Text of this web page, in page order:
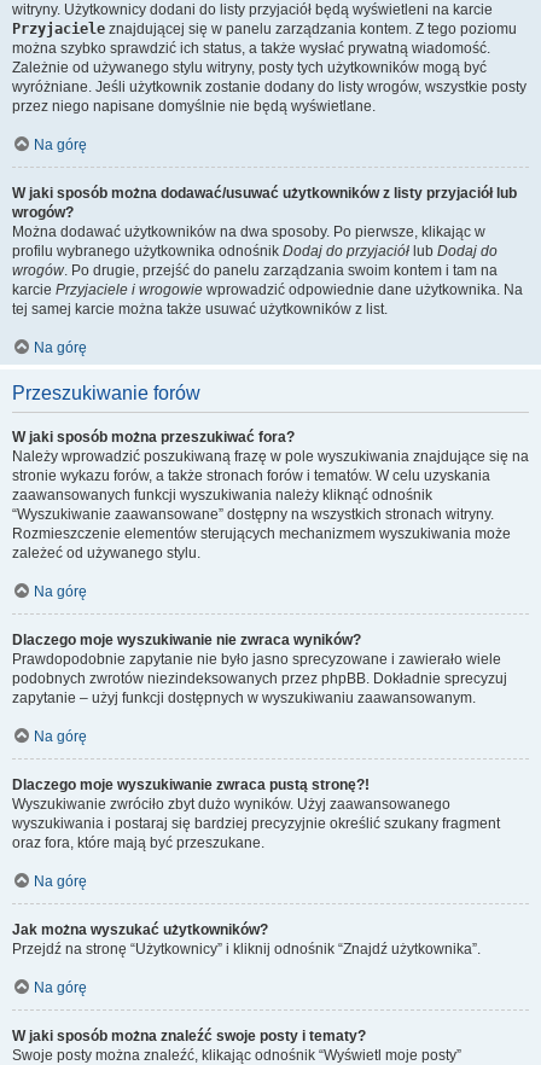
witryny. Użytkownicy dodani do listy przyjaciół będą wyświetleni na karcie
Przyjaciele znajdującej się w panelu zarządzania kontem. Z tego poziomu
można szybko sprawdzić ich status, a także wysłać prywatną wiadomość.
Zależnie od używanego stylu witryny, posty tych użytkowników mogą być
wyróżniane. Jeśli użytkownik zostanie dodany do listy wrogów, wszystkie posty
przez niego napisane domyślnie nie będą wyświetlane.
Na górę
W jaki sposób można dodawać/usuwać użytkowników z listy przyjaciół lub
wrogów?
Można dodawać użytkowników na dwa sposoby. Po pierwsze, klikając w
profilu wybranego użytkownika odnośnik Dodaj do przyjaciół lub Dodaj do
wrogów. Po drugie, przejść do panelu zarządzania swoim kontem i tam na
karcie Przyjaciele i wrogowie wprowadzić odpowiednie dane użytkownika. Na
tej samej karcie można także usuwać użytkowników z list.
Na górę
Przeszukiwanie forów
W jaki sposób można przeszukiwać fora?
Należy wprowadzić poszukiwaną frazę w pole wyszukiwania znajdujące się na
stronie wykazu forów, a także stronach forów i tematów. W celu uzyskania
zaawansowanych funkcji wyszukiwania należy kliknąć odnośnik
“Wyszukiwanie zaawansowane” dostępny na wszystkich stronach witryny.
Rozmieszczenie elementów sterujących mechanizmem wyszukiwania może
zależeć od używanego stylu.
Na górę
Dlaczego moje wyszukiwanie nie zwraca wyników?
Prawdopodobnie zapytanie nie było jasno sprecyzowane i zawierało wiele
podobnych zwrotów niezindeksowanych przez phpBB. Dokładnie sprecyzuj
zapytanie – użyj funkcji dostępnych w wyszukiwaniu zaawansowanym.
Na górę
Dlaczego moje wyszukiwanie zwraca pustą stronę?!
Wyszukiwanie zwróciło zbyt dużo wyników. Użyj zaawansowanego
wyszukiwania i postaraj się bardziej precyzyjnie określić szukany fragment
oraz fora, które mają być przeszukane.
Na górę
Jak można wyszukać użytkowników?
Przejdź na stronę “Użytkownicy” i kliknij odnośnik “Znajdź użytkownika”.
Na górę
W jaki sposób można znaleźć swoje posty i tematy?
Swoje posty można znaleźć, klikając odnośnik “Wyświetl moje posty”